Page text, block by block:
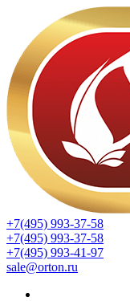
+7(495) 993-37-58
+7(495) 993-37-58
+7(495) 993-41-97
sale@orton.ru